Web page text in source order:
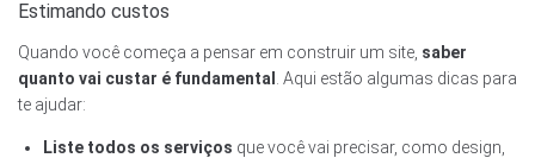
Estimando custos
Quando você começa a pensar em construir um site, saber
quanto vai custar é fundamental
. Aqui estão algumas dicas para
te ajudar:
Liste todos os serviços que você vai precisar, como design,